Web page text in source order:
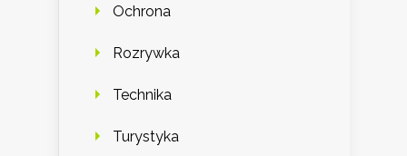
Ochrona
Rozrywka
Technika
Turystyka